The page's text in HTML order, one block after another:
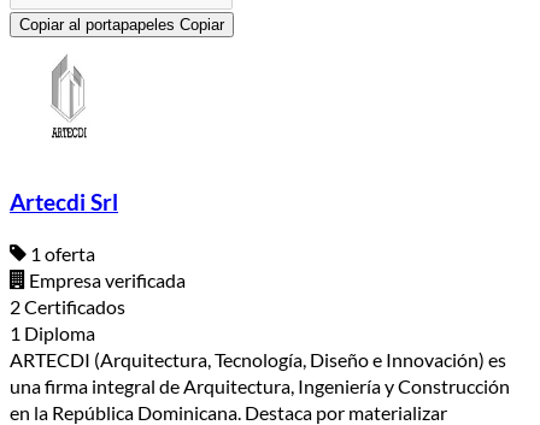
Copiar al portapapeles Copiar
Artecdi Srl
1 oferta
Empresa verificada
2 Certificados
1 Diploma
ARTECDI (Arquitectura, Tecnología, Diseño e Innovación) es
una firma integral de Arquitectura, Ingeniería y Construcción
en la República Dominicana. Destaca por materializar